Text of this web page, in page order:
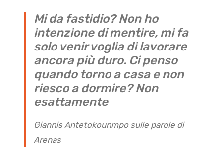
Mi da fastidio? Non ho
intenzione di mentire, mi fa
solo venir voglia di lavorare
ancora più duro. Ci penso
quando torno a casa e non
riesco a dormire? Non
esattamente
Giannis Antetokounmpo sulle parole di
Arenas